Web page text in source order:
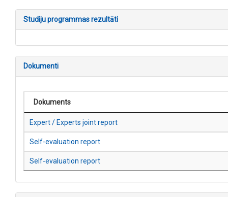
Studiju programmas rezultāti
Dokumenti
Dokuments
Expert / Experts joint report
Self-evaluation report
Self-evaluation report